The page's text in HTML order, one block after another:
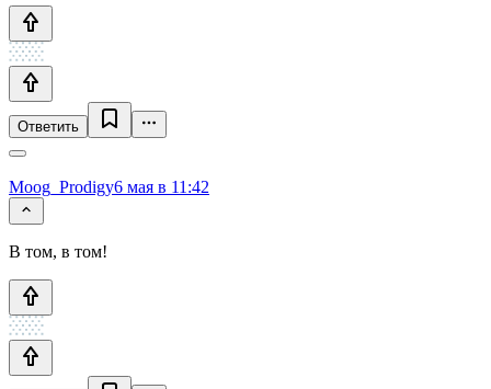
Ответить
Moog_Prodigy6 мая в 11:42
В том, в том!